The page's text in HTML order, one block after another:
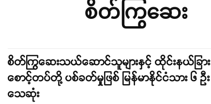
စိတ်ကြွဆေး
စိတ်ကြွဆေးသယ်ဆောင်သူများနှင့် ထိုင်းနယ်ခြား
စောင့်တပ်တို့ ပစ်ခတ်မှုဖြစ် မြန်မာနိုင်ငံသား ၆ ဦး
သေဆုံး